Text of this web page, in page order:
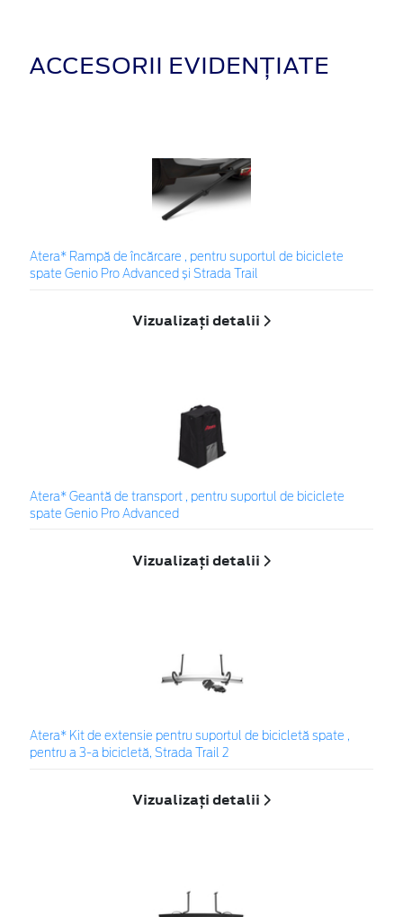
ACCESORII EVIDENȚIATE
Atera* Rampă de încărcare , pentru suportul de biciclete
spate Genio Pro Advanced și Strada Trail
Vizualizați detalii
Atera* Geantă de transport , pentru suportul de biciclete
spate Genio Pro Advanced
Vizualizați detalii
Atera* Kit de extensie pentru suportul de bicicletă spate ,
pentru a 3-a bicicletă, Strada Trail 2
Vizualizați detalii